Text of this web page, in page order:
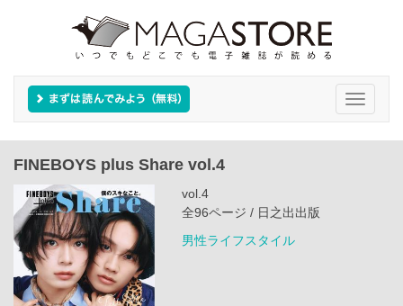
Toggle
FINEBOYS plus Share vol.4
vol.4
全96ページ / 日之出出版
男性ライフスタイル